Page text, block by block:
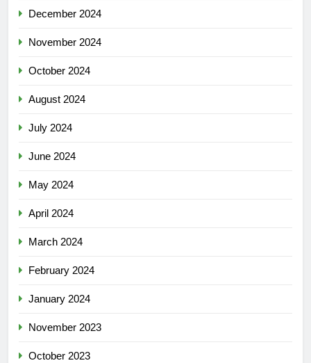
December 2024
November 2024
October 2024
August 2024
July 2024
June 2024
May 2024
April 2024
March 2024
February 2024
January 2024
November 2023
October 2023